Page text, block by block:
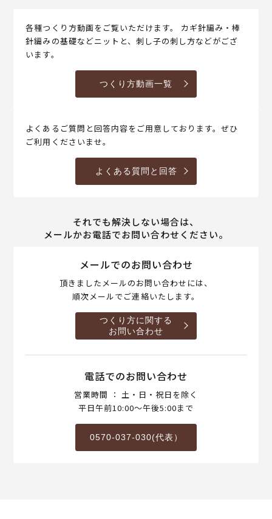
各種つくり方動画をご覧いただけます。 カギ針編み・棒
針編みの基礎などニットと、刺し子の刺し方などがござ
います。
つくり方動画一覧
よくあるご質問と回答内容をご用意しております。ぜひ
ご利用くださいませ。
よくある質問と回答
それでも解決しない場合は、
メールかお電話でお問い合わせください。
メールでのお問い合わせ
頂きましたメールのお問い合わせには、
順次メールでご連絡いたします。
つくり方に関する
お問い合わせ
電話でのお問い合わせ
営業時間 ： 土・日・祝日を除く
平日午前10:00～午後5:00まで
0570-037-030(代表）